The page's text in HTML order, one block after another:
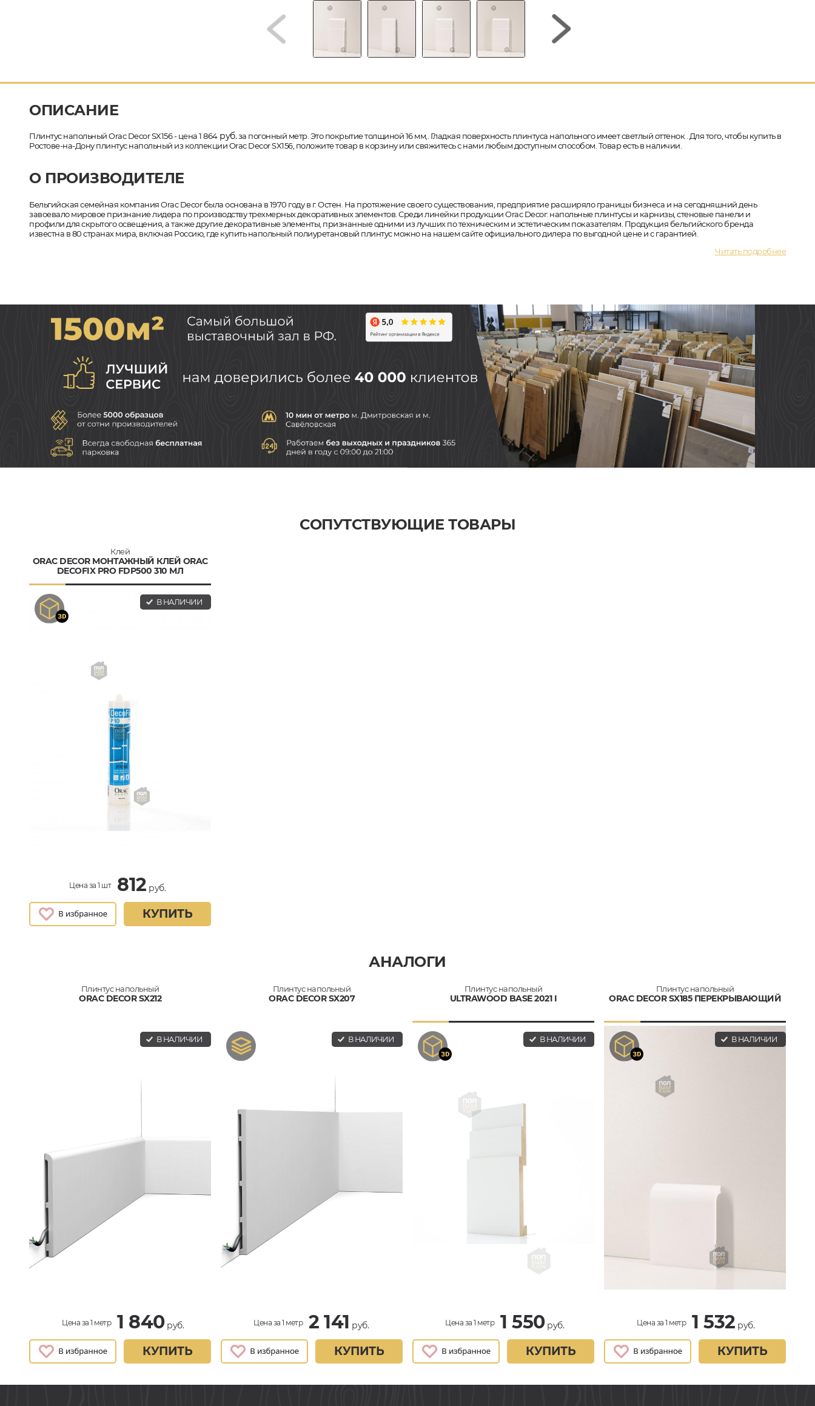
ОПИСАНИЕ
Плинтус напольный Orac Decor SX156 - цена 1 864руб.за погонный метр. Это покрытие толщиной 16 мм,. Гладкая поверхность плинтуса напольного имеет светлый оттенок . Для того, чтобы купить в
Ростове-на-Дону плинтус напольный из коллекции Orac Decor SX156, положите товар в корзину или свяжитесь с нами любым доступным способом. Товар есть в наличии.
О ПРОИЗВОДИТЕЛЕ
Бельгийская семейная компания Orac Decor была основана в 1970 году в г. Остен. На протяжение своего существования, предприятие расширяло границы бизнеса и на сегодняшний день
завоевало мировое признание лидера по производству трехмерных декоративных элементов. Среди линейки продукции Orac Decor: напольные плинтусы и карнизы, стеновые панели и
профили для скрытого освещения, а также другие декоративные элементы, признанные одними из лучших по техническим и эстетическим показателям. Продукция бельгийского бренда
известна в 80 странах мира, включая Россию, где купить напольный полиуретановый плинтус можно на нашем сайте официального дилера по выгодной цене и с гарантией.
Читать подробнее
СОПУТСТВУЮЩИЕ ТОВАРЫ
Клей
ORAC DECOR МОНТАЖНЫЙ КЛЕЙ ORAC
DECOFIX PRO FDP500 310 МЛ
В НАЛИЧИИ
Цена за 1 шт 812 руб.
КУПИТЬ
АНАЛОГИ
Плинтус напольный
ORAC DECOR SX212
В НАЛИЧИИ
Цена за 1 метр 1 840руб.
КУПИТЬ
Плинтус напольный
ORAC DECOR SX207
В НАЛИЧИИ
Цена за 1 метр 2 141 руб.
КУПИТЬ
Плинтус напольный
ULTRAWOOD BASE 2021 I
В НАЛИЧИИ
Цена за 1 метр 1 550руб.
КУПИТЬ
Плинтус напольный
ORAC DECOR SX185 ПЕРЕКРЫВАЮЩИЙ
В НАЛИЧИИ
Цена за 1 метр 1 532 руб.
КУПИТЬ